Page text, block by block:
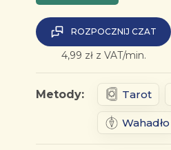
ROZPOCZNIJ CZAT
4,99 zł z VAT/min.
Metody: Tarot
Wahadło